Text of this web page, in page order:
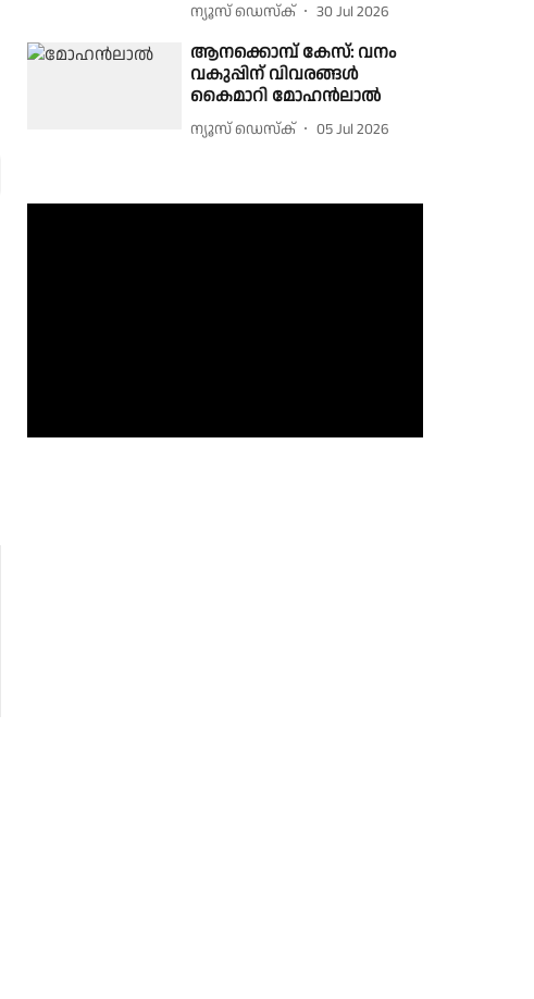
ന്യൂസ് ഡെസ്ക് 30 Jul 2026
ആനക്കൊമ്പ് കേസ്: വനം
വകുപ്പിന് വിവരങ്ങൾ
കൈമാറി മോഹൻലാൽ
ന്യൂസ് ഡെസ്ക് 05 Jul 2026